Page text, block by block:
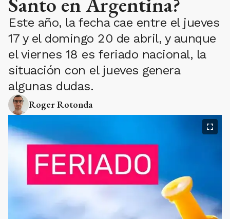
Este año, la fecha cae entre el jueves
17 y el domingo 20 de abril, y aunque
el viernes 18 es feriado nacional, la
situación con el jueves genera
algunas dudas.
Roger Rotonda